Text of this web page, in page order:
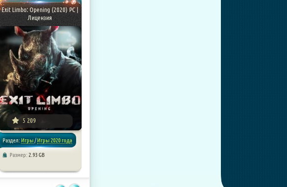
Exit Limbo: Opening (2020) PC |
Лицензия
5 209
Раздел: Игры/Игры 2020 года
Размер: 2.93 GB